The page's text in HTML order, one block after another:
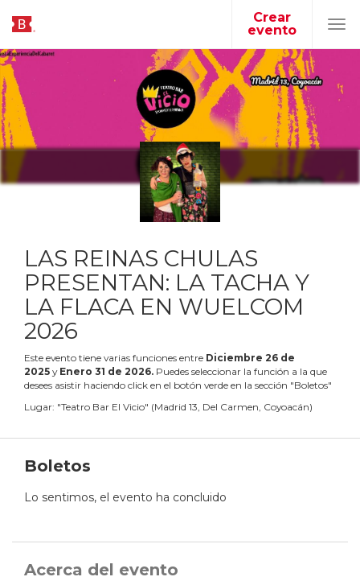
Crear
evento
LAS REINAS CHULAS
PRESENTAN: LA TACHA Y
LA FLACA EN WUELCOM
2026
Este evento tiene varias funciones entre Diciembre 26 de
2025 y Enero 31 de 2026. Puedes seleccionar la función a la que
desees asistir haciendo click en el botón verde en la sección "Boletos"
Lugar: "Teatro Bar El Vicio" (Madrid 13, Del Carmen, Coyoacán)
Boletos
Lo sentimos, el evento ha concluido
Acerca del evento